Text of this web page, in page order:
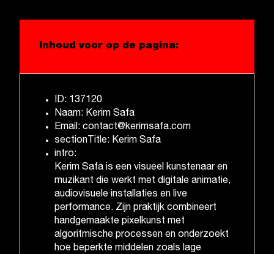
Inhoud voor op de pagina:
ID: 137120
Naam: Kerim Safa
Email: contact@kerimsafa.com
sectionTitle: Kerim Safa
intro:
Kerim Safa is een visueel kunstenaar en
muzikant die werkt met digitale animatie,
audiovisuele installaties en live
performance. Zijn praktijk combineert
handgemaakte pixelkunst met
algoritmische processen en onderzoekt
hoe beperkte middelen zoals lage